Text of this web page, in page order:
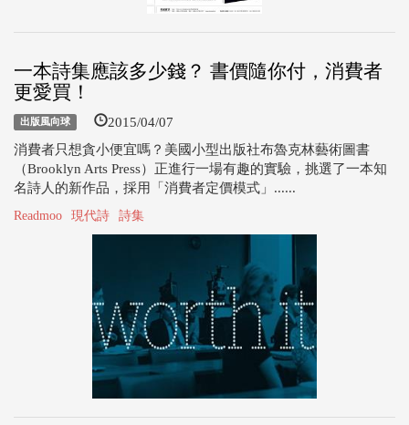
一本詩集應該多少錢？ 書價隨你付，消費者
更愛買！
出版風向球 2015/04/07
消費者只想貪小便宜嗎？美國小型出版社布魯克林藝術圖書
（Brooklyn Arts Press）正進行一場有趣的實驗，挑選了一本知
名詩人的新作品，採用「消費者定價模式」......
Readmoo 現代詩 詩集